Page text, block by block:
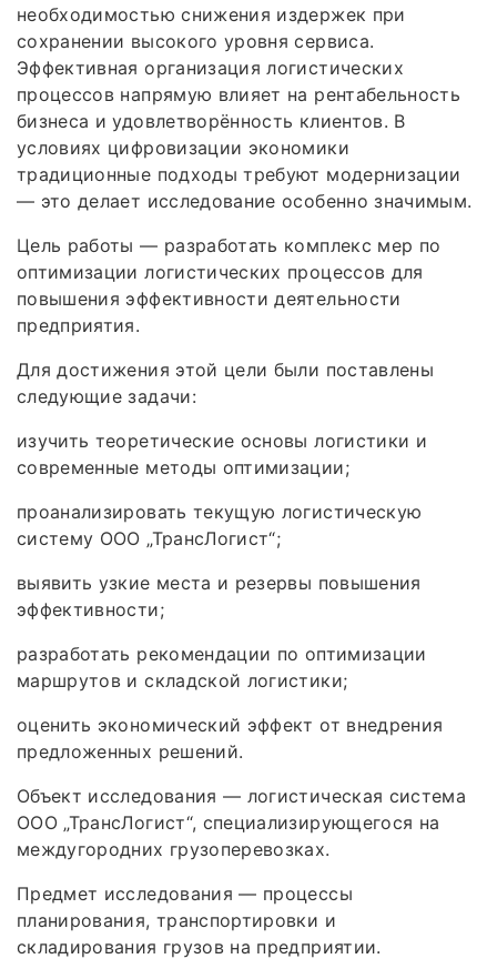
необходимостью снижения издержек при
сохранении высокого уровня сервиса.
Эффективная организация логистических
процессов напрямую влияет на рентабельность
бизнеса и удовлетворённость клиентов. В
условиях цифровизации экономики
традиционные подходы требуют модернизации
— это делает исследование особенно значимым.
Цель работы — разработать комплекс мер по
оптимизации логистических процессов для
повышения эффективности деятельности
предприятия.
Для достижения этой цели были поставлены
следующие задачи:
изучить теоретические основы логистики и
современные методы оптимизации;
проанализировать текущую логистическую
систему ООО „ТрансЛогист“;
выявить узкие места и резервы повышения
эффективности;
разработать рекомендации по оптимизации
маршрутов и складской логистики;
оценить экономический эффект от внедрения
предложенных решений.
Объект исследования — логистическая система
ООО „ТрансЛогист“, специализирующегося на
междугородних грузоперевозках.
Предмет исследования — процессы
планирования, транспортировки и
складирования грузов на предприятии.